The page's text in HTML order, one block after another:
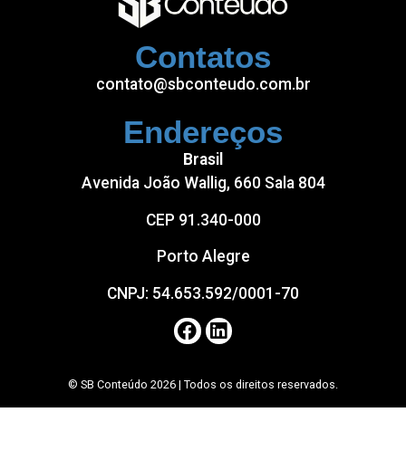
Contatos
contato@sbconteudo.com.br
Endereços
Brasil
Avenida João Wallig, 660 Sala 804
CEP 91.340-000
Porto Alegre
CNPJ: 54.653.592/0001-70
© SB Conteúdo 2026 | Todos os direitos reservados.